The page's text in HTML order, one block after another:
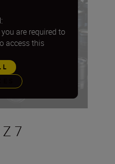
7
are required to
access this